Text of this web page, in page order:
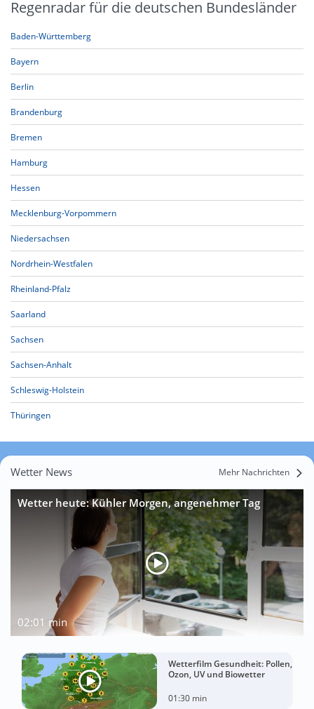
Regenradar für die deutschen Bundesländer
Baden-Württemberg
Bayern
Berlin
Brandenburg
Bremen
Hamburg
Hessen
Mecklenburg-Vorpommern
Niedersachsen
Nordrhein-Westfalen
Rheinland-Pfalz
Saarland
Sachsen
Sachsen-Anhalt
Schleswig-Holstein
Thüringen
Wetter News Mehr Nachrichten
Wetter heute: Kühler Morgen, angenehmer Tag
02:01 min
Wetterfilm Gesundheit: Pollen,
Ozon, UV und Biowetter
01:30 min